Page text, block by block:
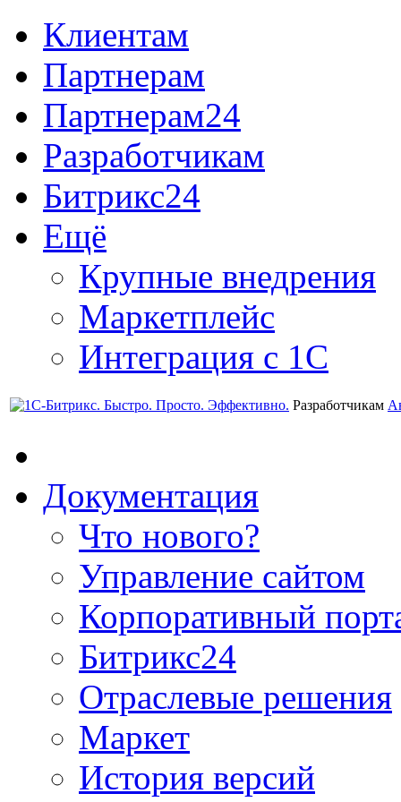
Клиентам
Партнерам
Партнерам24
Разработчикам
Битрикс24
Ещё
Крупные внедрения
Маркетплейс
Интеграция с 1С
Разработчикам
Документация
Что нового?
Управление сайтом
Корпоративный
Битрикс24
Отраслевые решения
Маркет
История версий